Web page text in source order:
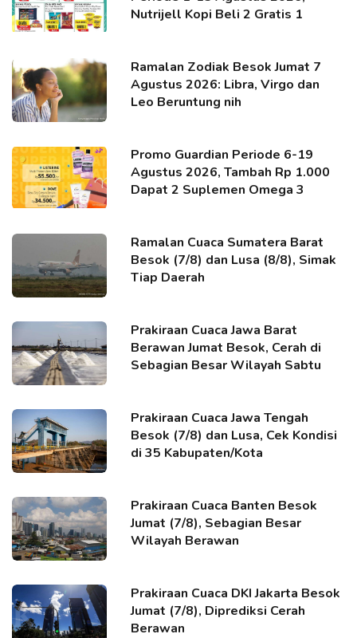
Nutrijell Kopi Beli 2 Gratis 1
Ramalan Zodiak Besok Jumat 7
Agustus 2026: Libra, Virgo dan
Leo Beruntung nih
Promo Guardian Periode 6-19
Agustus 2026, Tambah Rp 1.000
Dapat 2 Suplemen Omega 3
Ramalan Cuaca Sumatera Barat
Besok (7/8) dan Lusa (8/8), Simak
Tiap Daerah
Prakiraan Cuaca Jawa Barat
Berawan Jumat Besok, Cerah di
Sebagian Besar Wilayah Sabtu
Prakiraan Cuaca Jawa Tengah
Besok (7/8) dan Lusa, Cek Kondisi
di 35 Kabupaten/Kota
Prakiraan Cuaca Banten Besok
Jumat (7/8), Sebagian Besar
Wilayah Berawan
Prakiraan Cuaca DKI Jakarta Besok
Jumat (7/8), Diprediksi Cerah
Berawan